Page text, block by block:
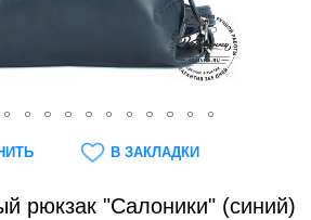
рюкзак "Салоники" (синий)
В ЗАКЛАДКИ